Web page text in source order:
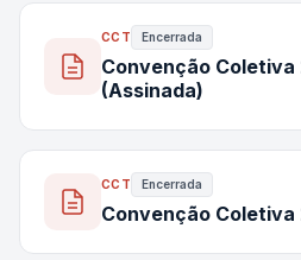
CCT Encerrada
Convenção Coletiva
(Assinada)
CCT Encerrada
Convenção Coletiva